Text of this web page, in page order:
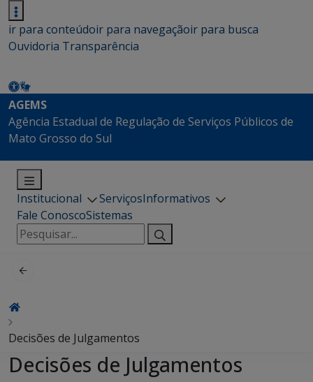
ir para conteúdoir para navegaçãoir para busca
Ouvidoria Transparência
AGEMS
Agência Estadual de Regulação de Serviços Públicos de
Mato Grosso do Sul
Institucional ServiçosInformativos
Fale ConoscoSistemas
Pesquisar
por:
Decisões de Julgamentos
Decisões de Julgamentos